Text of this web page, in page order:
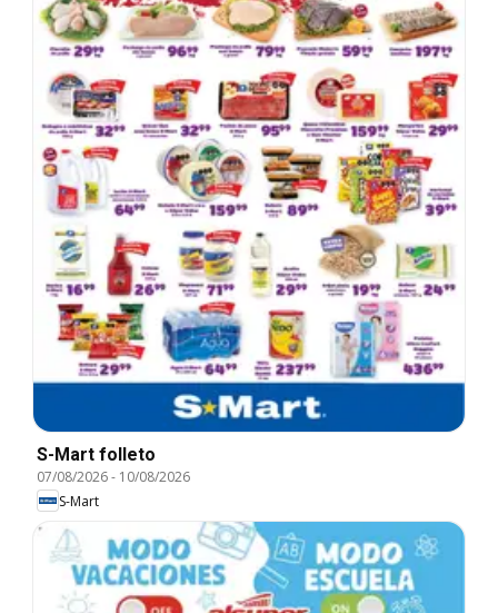
S-Mart folleto
07/08/2026- 10/08/2026
S-Mart